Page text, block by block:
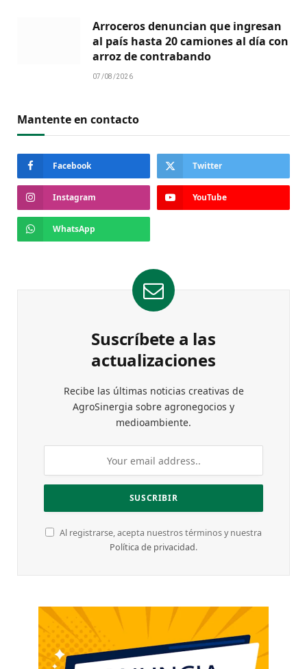
Arroceros denuncian que ingresan
al país hasta 20 camiones al día con
arroz de contrabando
07/08/2026
Mantente en contacto
Facebook Twitter
Instagram YouTube
WhatsApp
Suscríbete a las
actualizaciones
Recibe las últimas noticias creativas de
AgroSinergia sobre agronegocios y
medioambiente.
Al registrarse, acepta nuestros términos y nuestra
Política de privacidad.